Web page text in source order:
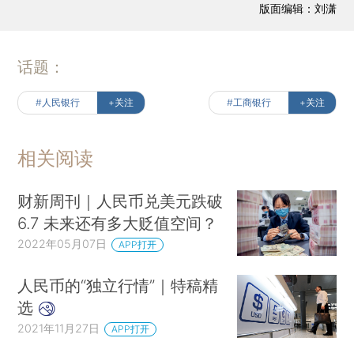
版面编辑：刘潇
话题：
#人民银行 +关注 #工商银行 +关注
相关阅读
财新周刊｜人民币兑美元跌破
6.7 未来还有多大贬值空间？
2022年05月07日 APP打开
人民币的“独立行情”｜特稿精
选
2021年11月27日 APP打开